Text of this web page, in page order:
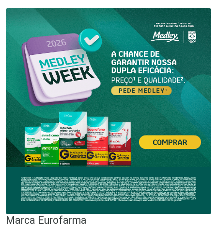
Marca Eurofarma